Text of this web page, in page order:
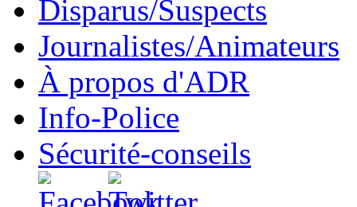
Disparus/Suspects
Journalistes/Animateurs
À propos d'ADR
Info-Police
Sécurité-conseils